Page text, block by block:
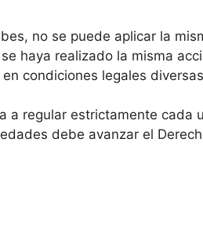
no se puede aplicar la
haya realizado la misma
condiciones legales
a regular estrictamente cada
debe avanzar el